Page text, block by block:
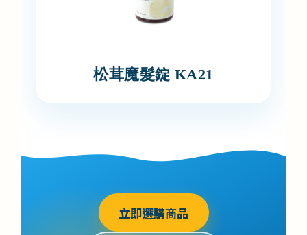
松茸魔髮錠 KA21
立即選購商品